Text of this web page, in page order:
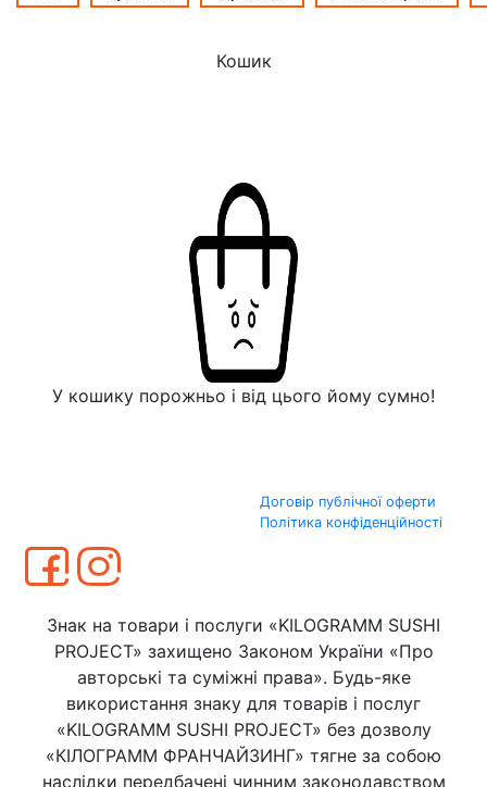
Кошик
У кошику порожньо і від цього йому сумно!
Договір публічної оферти
Політика конфіденційності
Знак на товари і послуги «KILOGRAMM SUSHI
PROJECT» захищено Законом України «Про
авторські та суміжні права». Будь-яке
використання знаку для товарів і послуг
«KILOGRAMM SUSHI PROJECT» без дозволу
«КІЛОГРАММ ФРАНЧАЙЗИНГ» тягне за собою
наслідки передбачені чинним законодавством